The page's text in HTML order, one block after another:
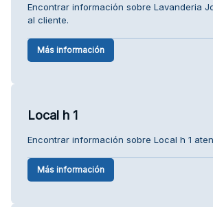
Encontrar información sobre Lavanderia
al cliente.
Más información
Local h 1
Encontrar información sobre Local h 1
Más información